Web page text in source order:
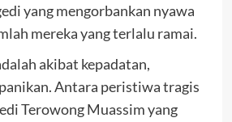
yang mengorbankan nyawa
mereka yang terlalu ramai.
akibat kepadatan,
Antara peristiwa tragis
Terowong Muassim yang